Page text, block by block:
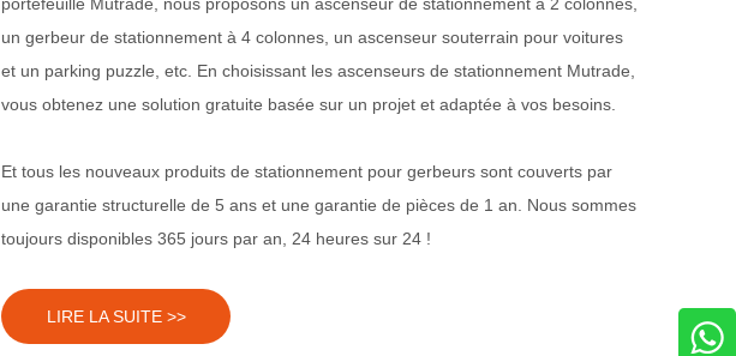
un gerbeur de stationnement à 4 colonnes, un ascenseur souterrain pour voitures
et un parking puzzle, etc. En choisissant les ascenseurs de stationnement Mutrade,
vous obtenez une solution gratuite basée sur un projet et adaptée à vos besoins.
Et tous les nouveaux produits de stationnement pour gerbeurs sont couverts par
une garantie structurelle de 5 ans et une garantie de pièces de 1 an. Nous sommes
toujours disponibles 365 jours par an, 24 heures sur 24 !
LIRE LA SUITE >>